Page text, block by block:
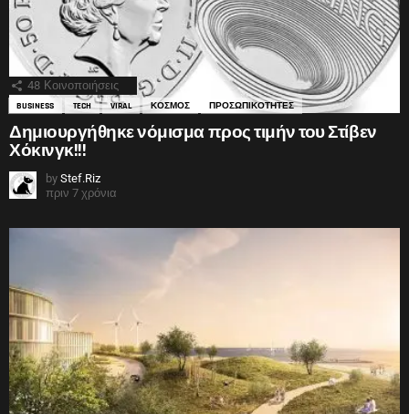
48 Κοινοποιήσεις
BUSINESS TECH VIRAL ΚΟΣΜΟΣ ΠΡΟΣΩΠΙΚΟΤΗΤΕΣ
Δημιουργήθηκε νόμισμα προς τιμήν του Στίβεν
Χόκινγκ!!!
by Stef.Riz
πριν 7 χρόνια